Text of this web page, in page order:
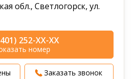
обл., Светлогорск, ул.
252-XX-XX
номер
Заказать звонок